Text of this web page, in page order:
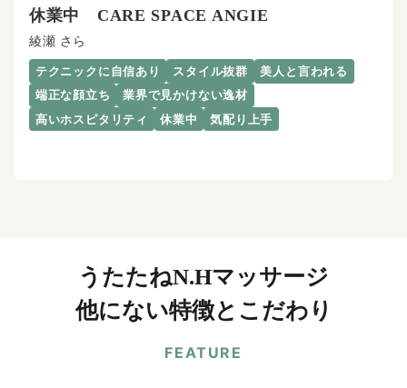
休業中 CARE SPACE ANGIE
綾瀬 さら
テクニックに自信あり スタイル抜群
美人と言われる
端正な顔立ち
業界で見かけない逸材
高いホスピタリティ
休業中 気配り上手
うたたねN.Hマッサージ
他にない特徴とこだわり
FEATURE